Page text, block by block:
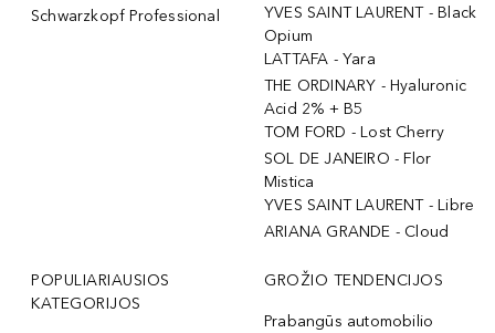
Schwarzkopf Professional
YVES SAINT LAURENT - Black
Opium
LATTAFA - Yara
THE ORDINARY - Hyaluronic
Acid 2% + B5
TOM FORD - Lost Cherry
SOL DE JANEIRO - Flor
Mistica
YVES SAINT LAURENT - Libre
ARIANA GRANDE - Cloud
POPULIARIAUSIOS
KATEGORIJOS
GROŽIO TENDENCIJOS
Prabangūs automobilio